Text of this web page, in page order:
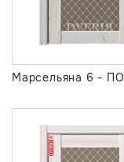
Марсельяна 6 - ПО